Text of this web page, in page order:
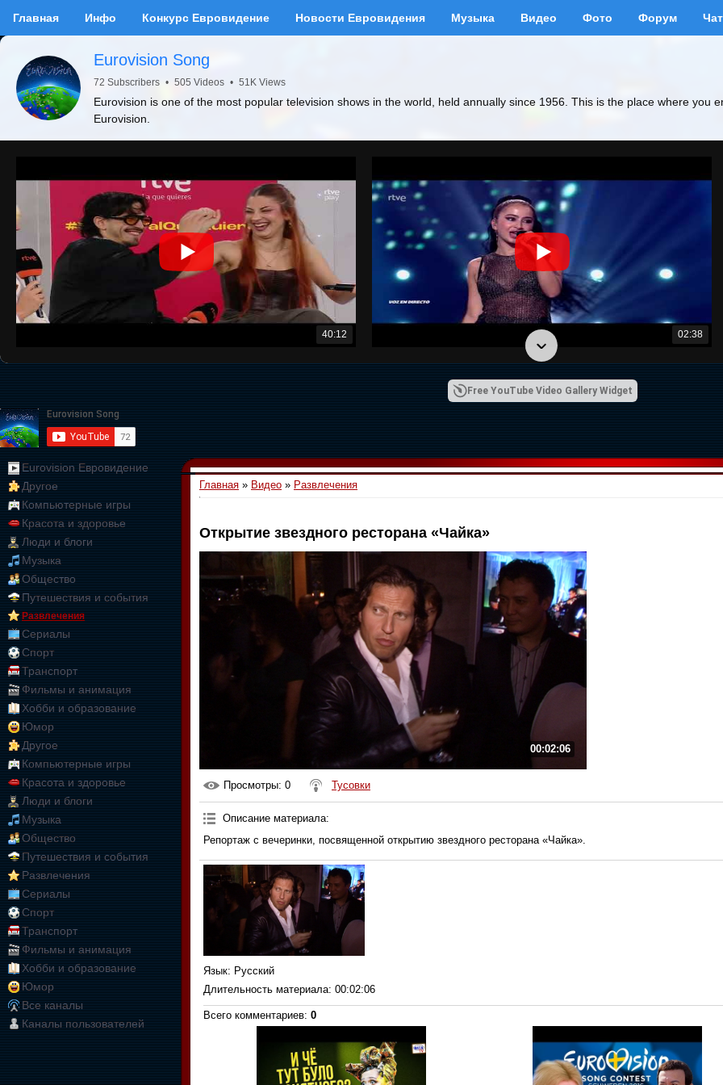
Главная Инфо Конкурс Евровидение Новости Евровидения Музыка Видео Фото Форум Чат
Eurovision Song
72 Subscribers • 505 Videos • 51K Views
Eurovision is one of the most popular television shows in the world, held annually since 1956. This is the place where you
Eurovision.
40:12 02:38
01:09:10
Free YouTube Video Gallery Widget
Eurovision Евровидение
Другое
Компьютерные игры
Красота и здоровье
Люди и блоги
Музыка
Общество
Путешествия и события
Развлечения
Сериалы
Спорт
Транспорт
Фильмы и анимация
Хобби и образование
Юмор
Другое
Компьютерные игры
Красота и здоровье
Люди и блоги
Музыка
Общество
Путешествия и события
Развлечения
Сериалы
Спорт
Транспорт
Фильмы и анимация
Хобби и образование
Юмор
Все каналы
Каналы пользователей
Главная » Видео » Развлечения
Открытие звездного ресторана «Чайка»
00:02:06
Просмотры: 0 Тусовки
Описание материала:
Репортаж с вечеринки, посвященной открытию звездного ресторана «Чайка».
Язык: Русский
Длительность материала: 00:02:06
Всего комментариев: 0